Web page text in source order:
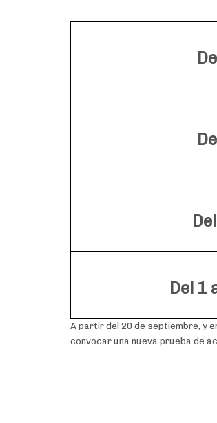
Del 1
A partir del 20 de septiembre, y
convocar una nueva prueba de